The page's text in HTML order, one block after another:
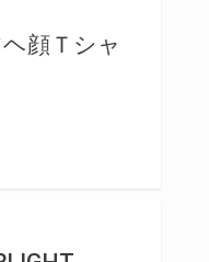
顔Ｔシャ